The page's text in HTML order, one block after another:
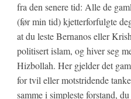
fra den senere tid: Alle de
(før min tid) kjetterforfulgte
at du leste Bernanos eller
politisert islam, og hiver seg
Hizbollah. Her gjelder det
for tvil eller motstridende
samme i simpleste forstand,